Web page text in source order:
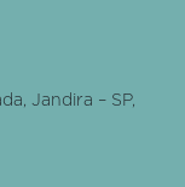
Jandira – SP,